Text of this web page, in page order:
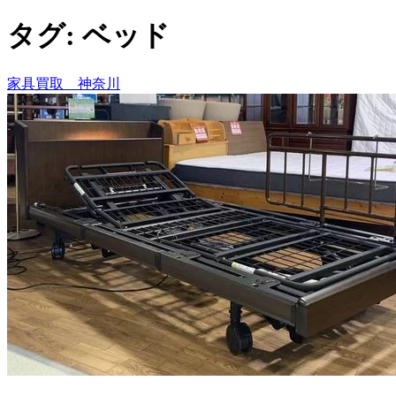
タグ: ベッド
家具買取 神奈川